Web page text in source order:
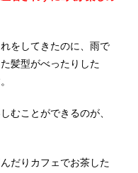
をしてきたのに、雨で
髪型がべったりした
むことができるのが、
だりカフェでお茶した